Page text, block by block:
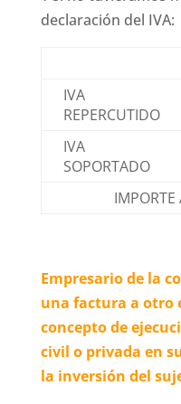
declaración del IVA:
IVA
REPERCUTIDO
IVA
SOPORTADO
IMPORTE
Empresario de la
una factura a otro
concepto de
civil o privada en
la inversión del